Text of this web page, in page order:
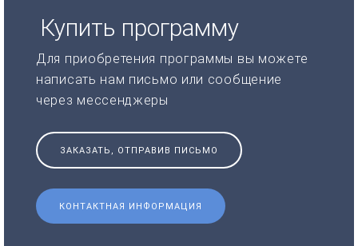
Купить программу
Для приобретения программы вы можете
написать нам письмо или сообщение
через мессенджеры
ЗАКАЗАТЬ, ОТПРАВИВ ПИСЬМО
КОНТАКТНАЯ ИНФОРМАЦИЯ